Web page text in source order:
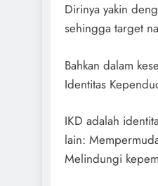
Dirinya yakin
sehingga target
Bahkan dalam
Identitas
IKD adalah
lain:
Melindungi